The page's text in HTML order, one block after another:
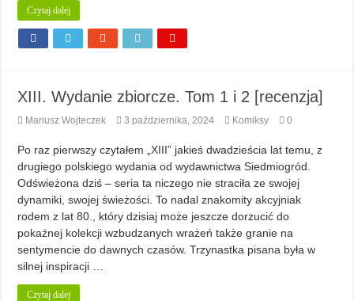
Czytaj dalej
XIII. Wydanie zbiorcze. Tom 1 i 2 [recenzja]
Mariusz Wojteczek 3 października, 2024 Komiksy 0
Po raz pierwszy czytałem „XIII” jakieś dwadzieścia lat temu, z
drugiego polskiego wydania od wydawnictwa Siedmiogród.
Odświeżona dziś – seria ta niczego nie straciła ze swojej
dynamiki, swojej świeżości. To nadal znakomity akcyjniak
rodem z lat 80., który dzisiaj może jeszcze dorzucić do
pokaźnej kolekcji wzbudzanych wrażeń także granie na
sentymencie do dawnych czasów. Trzynastka pisana była w
silnej inspiracji …
Czytaj dalej